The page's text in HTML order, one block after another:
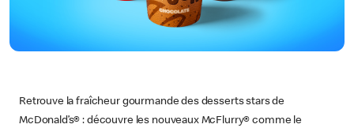
Retrouve la fraîcheur gourmande des desserts stars de
McDonald’s® : découvre les nouveaux McFlurry® comme le